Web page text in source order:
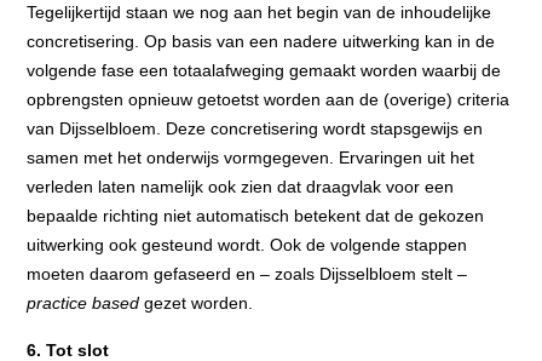
Tegelijkertijd staan we nog aan het begin van de inhoudelijke
concretisering. Op basis van een nadere uitwerking kan in de
volgende fase een totaalafweging gemaakt worden waarbij de
opbrengsten opnieuw getoetst worden aan de (overige) criteria
van Dijsselbloem. Deze concretisering wordt stapsgewijs en
samen met het onderwijs vormgegeven. Ervaringen uit het
verleden laten namelijk ook zien dat draagvlak voor een
bepaalde richting niet automatisch betekent dat de gekozen
uitwerking ook gesteund wordt. Ook de volgende stappen
moeten daarom gefaseerd en – zoals Dijsselbloem stelt –
practice based gezet worden.
6. Tot slot